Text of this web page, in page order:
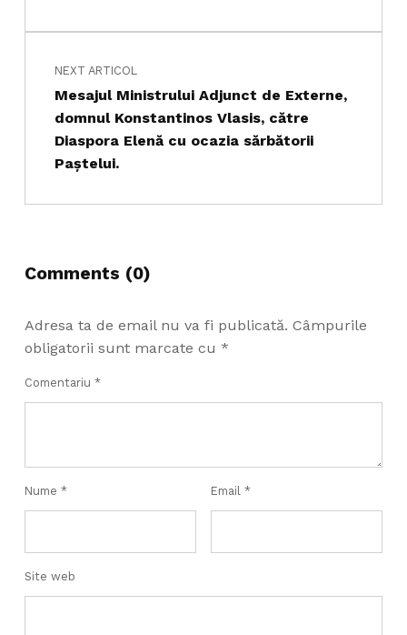
NEXT ARTICOL
Mesajul Ministrului Adjunct de Externe,
domnul Konstantinos Vlasis, către
Diaspora Elenă cu ocazia sărbătorii
Paștelui.
Comments (0)
Adresa ta de email nu va fi publicată. Câmpurile
obligatorii sunt marcate cu *
Comentariu *
Nume * Email *
Site web